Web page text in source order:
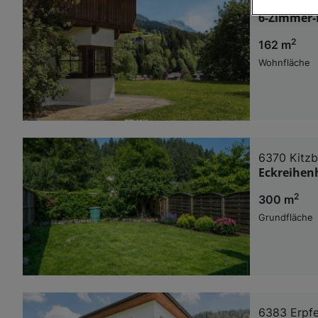
6-
162 m2
Wohnfläche
6370
300 m2
Grundfläche
6383
Wir und
Verwendung